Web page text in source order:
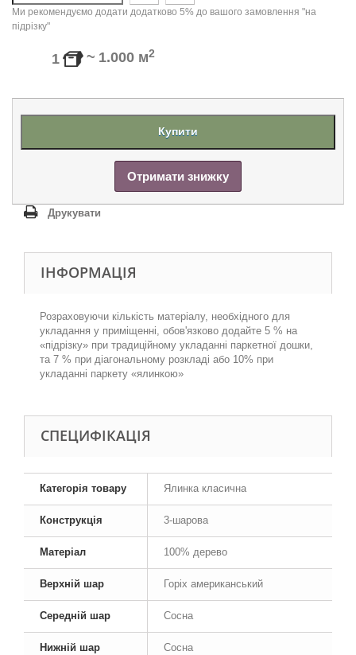
Ми рекомендуємо додати додатково 5% до вашого замовлення "на
підрізку"
1 ~ 1.000 м2
Купити
Отримати знижку
Друкувати
ІНФОРМАЦІЯ
Розраховуючи кількість матеріалу, необхідного для
укладання у приміщенні, обов'язково додайте 5 % на
«підрізку» при традиційному укладанні паркетної дошки,
та 7 % при діагональному розкладі або 10% при
укладанні паркету «ялинкою»
СПЕЦИФІКАЦІЯ
Категорія товару Ялинка класична
Конструкція 3-шарова
Матеріал 100% дерево
Верхній шар Горіх американський
Середній шар Сосна
Нижній шар Сосна